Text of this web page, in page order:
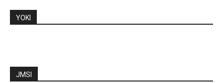
YOKI
JMSI